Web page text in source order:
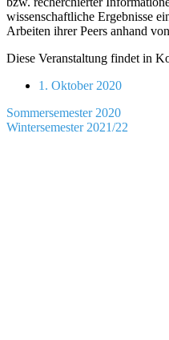
wissenschaftliche Ergebnisse
Arbeiten ihrer Peers anhand
Diese Veranstaltung findet in
Verabredung
1. Oktober 2020
Beitragsnavigation
Sommersemester 2020
Wintersemester 2021/22